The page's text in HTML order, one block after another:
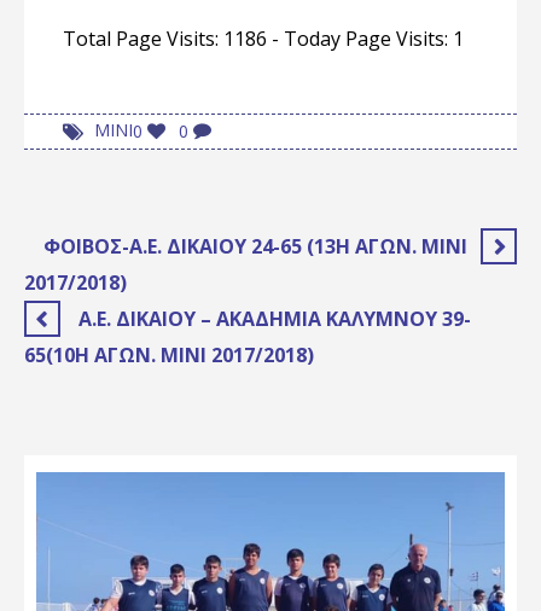
Total Page Visits: 1186 - Today Page Visits: 1
0
0
ΜΙΝΙ
ΦΟΊΒΟΣ-Α.Ε. ΔΙΚΑΊΟΥ 24-65 (13Η ΑΓΩΝ. ΜΙΝΙ
2017/2018)
Α.Ε. ΔΙΚΑΊΟΥ – ΑΚΑΔΗΜΊΑ ΚΑΛΎΜΝΟΥ 39-
65(10Η ΑΓΩΝ. ΜΙΝΙ 2017/2018)